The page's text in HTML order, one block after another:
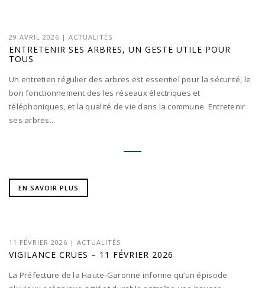
29 AVRIL 2026 | ACTUALITÉS
ENTRETENIR SES ARBRES, UN GESTE UTILE POUR
TOUS
Un entretien régulier des arbres est essentiel pour la sécurité, le
bon fonctionnement des les réseaux électriques et
téléphoniques, et la qualité de vie dans la commune. Entretenir
ses arbres...
EN SAVOIR PLUS
11 FÉVRIER 2026 | ACTUALITÉS
VIGILANCE CRUES – 11 FÉVRIER 2026
La Préfecture de la Haute-Garonne informe qu’un épisode